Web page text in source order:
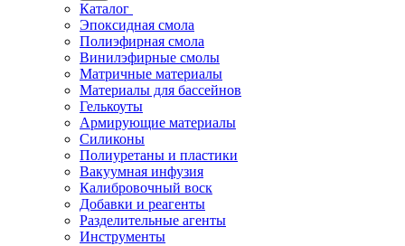
Каталог
Эпоксидная смола
Полиэфирная смола
Винилэфирные смолы
Матричные материалы
Материалы для бассейнов
Гелькоуты
Армирующие материалы
Силиконы
Полиуретаны и пластики
Вакуумная инфузия
Калибровочный воск
Добавки и реагенты
Разделительные агенты
Инструменты